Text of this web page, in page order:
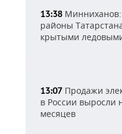
13:38 Минниханов:
районы
крытыми
13:07 Продажи
в России выросли
месяцев